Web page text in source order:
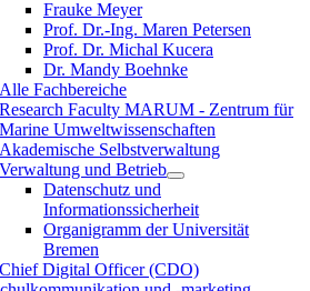
Frauke Meyer
Prof. Dr.-Ing. Maren Petersen
Prof. Dr. Michal Kucera
Dr. Mandy Boehnke
Alle Fachbereiche
Research Faculty MARUM - Zentrum für
Marine Umweltwissenschaften
Akademische Selbstverwaltung
Verwaltung und Betrieb
Datenschutz und
Informationssicherheit
Organigramm der Universität
Bremen
Chief Digital Officer (CDO)